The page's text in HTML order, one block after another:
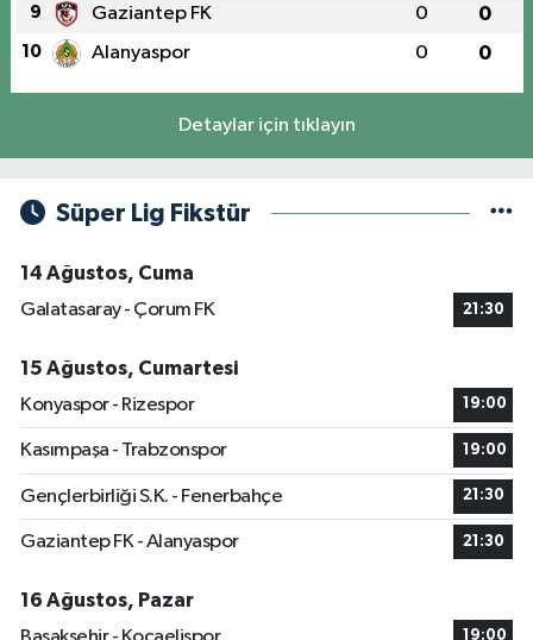
9 Gaziantep FK 0 0
10 Alanyaspor 0 0
Detaylar için tıklayın
Süper Lig Fikstür
14 Ağustos, Cuma
Galatasaray - Çorum FK
21:30
15 Ağustos, Cumartesi
Konyaspor - Rizespor
19:00
Kasımpaşa - Trabzonspor 19:00
Gençlerbirliği S.K. - Fenerbahçe 21:30
Gaziantep FK - Alanyaspor 21:30
16 Ağustos, Pazar
19:00